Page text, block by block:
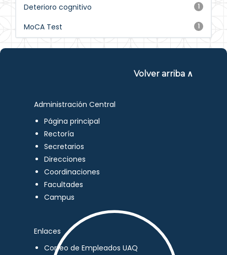
1
Deterioro cognitivo
1
MoCA Test
Volver arriba ∧
Administración Central
Página principal
Rectoría
Secretarios
Direcciones
Coordinaciones
Facultades
Campus
Enlaces
Correo de Empleados UAQ